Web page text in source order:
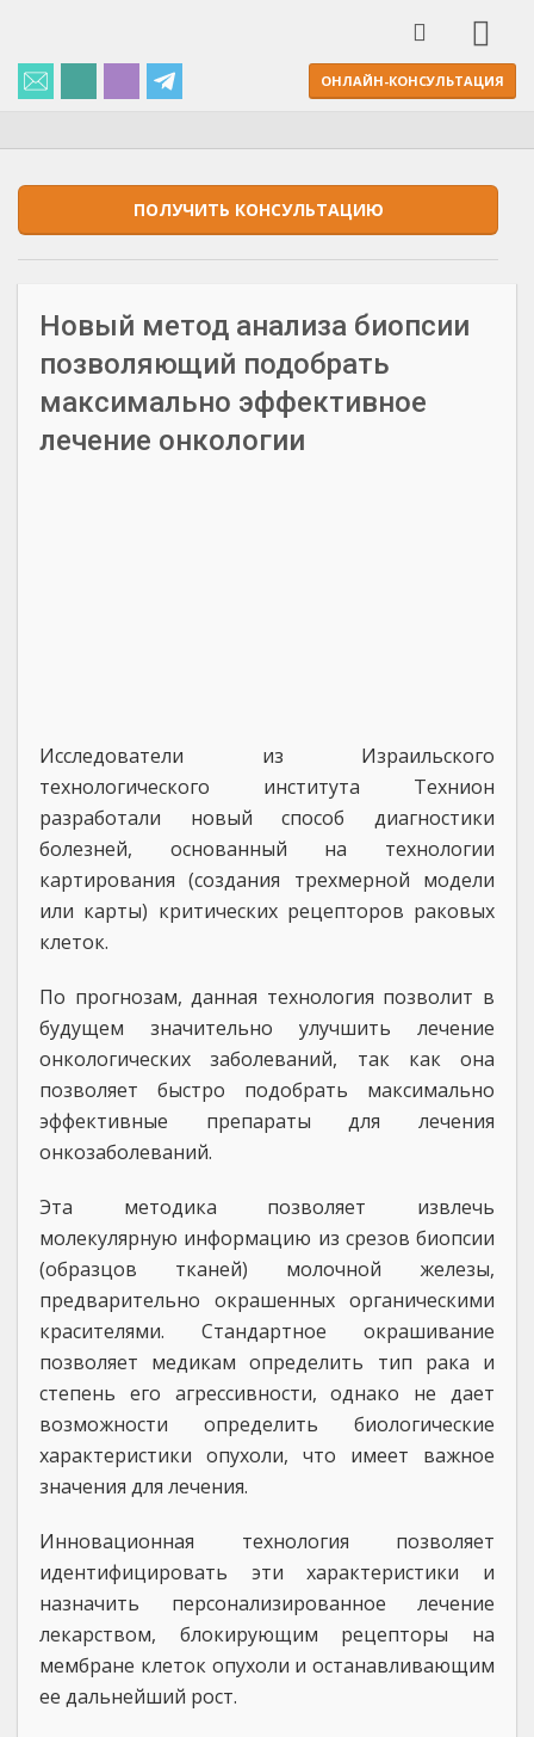
ОНЛАЙН-КОНСУЛЬТАЦИЯ
ПОЛУЧИТЬ КОНСУЛЬТАЦИЮ
Новый метод анализа биопсии
позволяющий подобрать
максимально эффективное
лечение онкологии
Исследователи из Израильского
технологического института Технион
разработали новый способ диагностики
болезней, основанный на технологии
картирования (создания трехмерной модели
или карты) критических рецепторов раковых
клеток.
По прогнозам, данная технология позволит в
будущем значительно улучшить лечение
онкологических заболеваний, так как она
позволяет быстро подобрать максимально
эффективные препараты для лечения
онкозаболеваний.
Эта методика позволяет извлечь
молекулярную информацию из срезов биопсии
(образцов тканей) молочной железы,
предварительно окрашенных органическими
красителями. Стандартное окрашивание
позволяет медикам определить тип рака и
степень его агрессивности, однако не дает
возможности определить биологические
характеристики опухоли, что имеет важное
значения для лечения.
Инновационная технология позволяет
идентифицировать эти характеристики и
назначить персонализированное лечение
лекарством, блокирующим рецепторы на
мембране клеток опухоли и останавливающим
ее дальнейший рост.